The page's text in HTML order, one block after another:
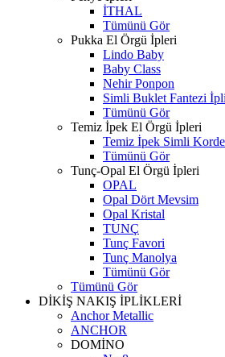
İTHAL
Tümünü Gör
Pukka El Örgü İpleri
Lindo Baby
Baby Class
Nehir Ponpon
Simli Buklet Fantezi
Tümünü Gör
Temiz İpek El Örgü İpleri
Temiz İpek Simli
Tümünü Gör
Tunç-Opal El Örgü İpleri
OPAL
Opal Dört Mevsim
Opal Kristal
TUNÇ
Tunç Favori
Tunç Manolya
Tümünü Gör
Tümünü Gör
DİKİŞ NAKIŞ İPLİKLERİ
Anchor Metallic
ANCHOR
DOMİNO